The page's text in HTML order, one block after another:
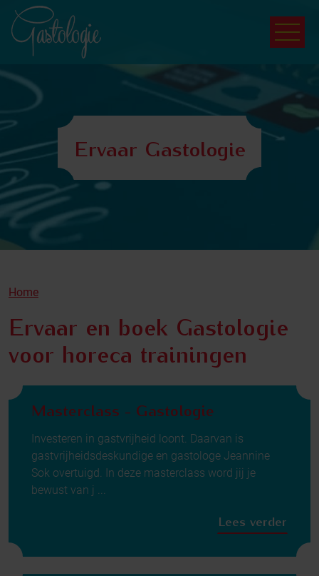
Ervaar Gastologie
Home
Ervaar en boek Gastologie
voor horeca trainingen
Masterclass - Gastologie
Investeren in gastvrijheid loont. Daarvan is
gastvrijheidsdeskundige en gastologe Jeannine
Sok overtuigd. In deze masterclass word jij je
bewust van j ...
Lees verder